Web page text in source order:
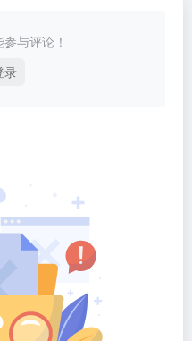
与评论！
录